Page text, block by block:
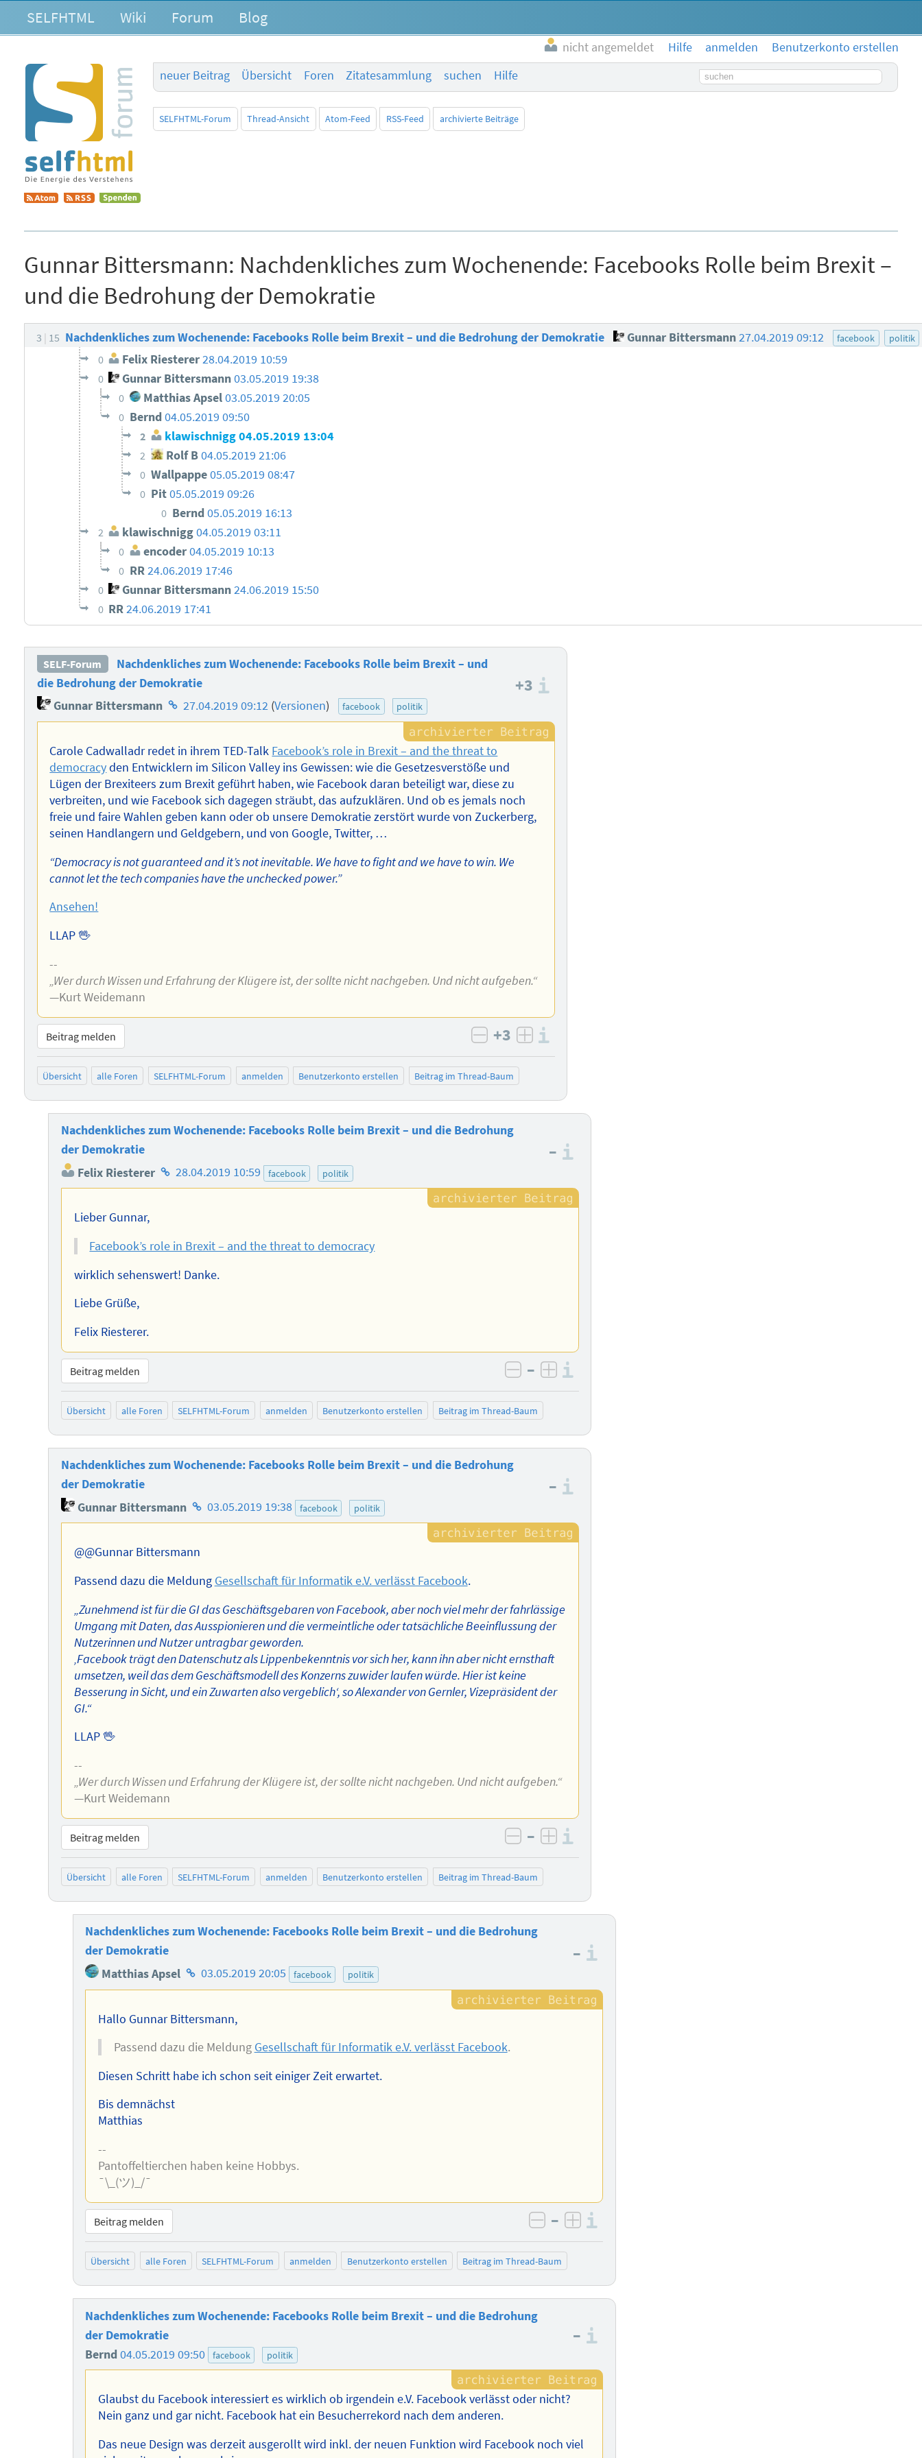
SELFHTML Wiki Forum Blog
nicht angemeldet Hilfe anmelden
Benutzerkonto erstellen
neuer Beitrag
Übersicht Foren Zitatesammlung suchen Hilfe Suchbegriff
SELFHTML-Forum Thread-Ansicht Atom-Feed RSS-Feed archivierte Beiträge
Gunnar Bittersmann: Nachdenkliches zum Wochenende: Facebooks Rolle beim Brexit –
und die Bedrohung der Demokratie
3 15 Nachdenkliches zum Wochenende: Facebooks Rolle beim Brexit – und die Bedrohung der Demokratie Gunnar Bittersmann27.04.2019 09:12 facebook politik
0 Felix Riesterer28.04.2019 10:59
0 Gunnar Bittersmann03.05.2019 19:38
0 Matthias Apsel03.05.2019 20:05
0 Bernd04.05.2019 09:50
2 klawischnigg04.05.2019 13:04
2 Rolf B04.05.2019 21:06
0 Wallpappe05.05.2019 08:47
0 Pit05.05.2019 09:26
0 Bernd 05.05.2019 16:13
2 klawischnigg04.05.2019 03:11
0 encoder04.05.2019 10:13
0 RR24.06.2019 17:46
0 Gunnar Bittersmann24.06.2019 15:50
0 RR24.06.2019 17:41
SELF-Forum
Nachdenkliches zum Wochenende: Facebooks Rolle beim Brexit – und
die Bedrohung der Demokratie
Gunnar Bittersmann Homepage
des
27.04.2019 09:12 (Versionen) facebook politik
+3
Carole Cadwalladr redet in ihrem TED-Talk Facebook’s role in Brexit – and the threat to
democracyden Entwicklern im Silicon Valley ins Gewissen: wie die Gesetzesverstöße und
Lügen der Brexiteers zum Brexit geführt haben, wie Facebook daran beteiligt war, diese zu
verbreiten, und wie Facebook sich dagegen sträubt, das aufzuklären. Und ob es jemals noch
freie und faire Wahlen geben kann oder ob unsere Demokratie zerstört wurde von Zuckerberg,
seinen Handlangern und Geldgebern, und von Google, Twitter, …
“Democracy is not guaranteed and it’s not inevitable. We have to fight and we have to win. We
cannot let the tech companies have the unchecked power.”
Ansehen!
LLAP 🖖
--
„Wer durch Wissen und Erfahrung der Klügere ist, der sollte nicht nachgeben. Und nicht aufgeben.“
—Kurt Weidemann
Beitrag melden negativ bewerten
+3 positiv bewerten
Übersicht alle Foren SELFHTML-Forum anmelden Benutzerkonto erstellen Beitrag im Thread-Baum
Nachdenkliches zum Wochenende: Facebooks Rolle beim Brexit – und die Bedrohung
der Demokratie
Felix Riesterer Homepage
des
28.04.2019 10:59 facebook politik
–
Lieber Gunnar,
Facebook’s role in Brexit – and the threat to democracy
wirklich sehenswert! Danke.
Liebe Grüße,
Felix Riesterer.
Beitrag melden negativ bewerten
– positiv bewerten
Übersicht alle Foren SELFHTML-Forum anmelden Benutzerkonto erstellen Beitrag im Thread-Baum
Nachdenkliches zum Wochenende: Facebooks Rolle beim Brexit – und die Bedrohung
der Demokratie
Gunnar Bittersmann Homepage
des
03.05.2019 19:38 facebook politik
–
@@Gunnar Bittersmann
Passend dazu die Meldung Gesellschaft für Informatik e.V. verlässt Facebook.
„Zunehmend ist für die GI das Geschäftsgebaren von Facebook, aber noch viel mehr der fahrlässige
Umgang mit Daten, das Ausspionieren und die vermeintliche oder tatsächliche Beeinflussung der
Nutzerinnen und Nutzer untragbar geworden.
‚Facebook trägt den Datenschutz als Lippenbekenntnis vor sich her, kann ihn aber nicht ernsthaft
umsetzen, weil das dem Geschäftsmodell des Konzerns zuwider laufen würde. Hier ist keine
Besserung in Sicht, und ein Zuwarten also vergeblich‘, so Alexander von Gernler, Vizepräsident der
GI.“
LLAP 🖖
--
„Wer durch Wissen und Erfahrung der Klügere ist, der sollte nicht nachgeben. Und nicht aufgeben.“
—Kurt Weidemann
Beitrag melden negativ bewerten
– positiv bewerten
Übersicht alle Foren SELFHTML-Forum anmelden Benutzerkonto erstellen Beitrag im Thread-Baum
Nachdenkliches zum Wochenende: Facebooks Rolle beim Brexit – und die Bedrohung
der Demokratie
Matthias Apsel Homepage
des
03.05.2019 20:05 facebook politik
–
Hallo Gunnar Bittersmann,
Passend dazu die Meldung Gesellschaft für Informatik e.V. verlässt Facebook.
Diesen Schritt habe ich schon seit einiger Zeit erwartet.
Bis demnächst
Matthias
--
Pantoffeltierchen haben keine Hobbys.
¯\_(ツ)_/¯
Beitrag melden negativ bewerten
– positiv bewerten
Übersicht alle Foren SELFHTML-Forum anmelden Benutzerkonto erstellen Beitrag im Thread-Baum
Nachdenkliches zum Wochenende: Facebooks Rolle beim Brexit – und die Bedrohung
der Demokratie
Bernd04.05.2019 09:50 facebook politik
–
Glaubst du Facebook interessiert es wirklich ob irgendein e.V. Facebook verlässt oder nicht?
Nein ganz und gar nicht. Facebook hat ein Besucherrekord nach dem anderen.
Das neue Design was derzeit ausgerollt wird inkl. der neuen Funktion wird Facebook noch viel